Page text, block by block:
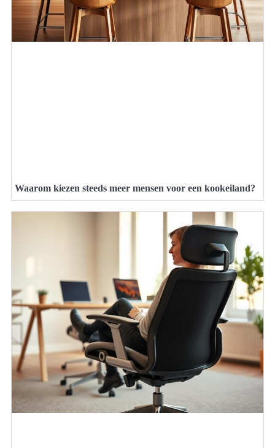
Waarom kiezen steeds meer mensen voor een kookeiland?